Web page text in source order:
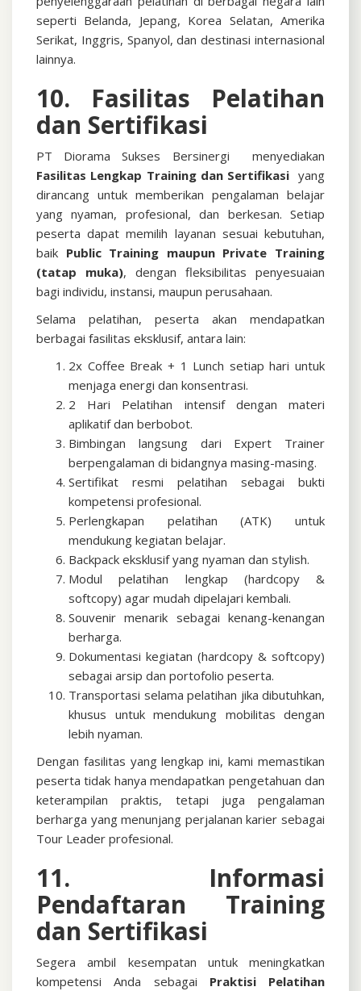
seperti Belanda, Jepang, Korea Selatan, Amerika
Serikat, Inggris, Spanyol, dan destinasi internasional
lainnya.
10. Fasilitas Pelatihan
dan Sertifikasi
PT Diorama Sukses Bersinergi menyediakan
Fasilitas Lengkap Training dan Sertifikasi yang
dirancang untuk memberikan pengalaman belajar
yang nyaman, profesional, dan berkesan. Setiap
peserta dapat memilih layanan sesuai kebutuhan,
baik Public Training maupun Private Training
(tatap muka), dengan fleksibilitas penyesuaian
bagi individu, instansi, maupun perusahaan.
Selama pelatihan, peserta akan mendapatkan
berbagai fasilitas eksklusif, antara lain:
2x Coffee Break + 1 Lunch setiap hari untuk
menjaga energi dan konsentrasi.
2 Hari Pelatihan intensif dengan materi
aplikatif dan berbobot.
Bimbingan langsung dari Expert Trainer
berpengalaman di bidangnya masing-masing.
Sertifikat resmi pelatihan sebagai bukti
kompetensi profesional.
Perlengkapan pelatihan (ATK) untuk
mendukung kegiatan belajar.
Backpack eksklusif yang nyaman dan stylish.
Modul pelatihan lengkap (hardcopy &
softcopy) agar mudah dipelajari kembali.
Souvenir menarik sebagai kenang-kenangan
berharga.
Dokumentasi kegiatan (hardcopy & softcopy)
sebagai arsip dan portofolio peserta.
Transportasi selama pelatihan jika dibutuhkan,
khusus untuk mendukung mobilitas dengan
lebih nyaman.
Dengan fasilitas yang lengkap ini, kami memastikan
peserta tidak hanya mendapatkan pengetahuan dan
keterampilan praktis, tetapi juga pengalaman
berharga yang menunjang perjalanan karier sebagai
Tour Leader profesional.
11. Informasi
Pendaftaran Training
dan Sertifikasi
Segera ambil kesempatan untuk meningkatkan
kompetensi Anda sebagai Praktisi Pelatihan